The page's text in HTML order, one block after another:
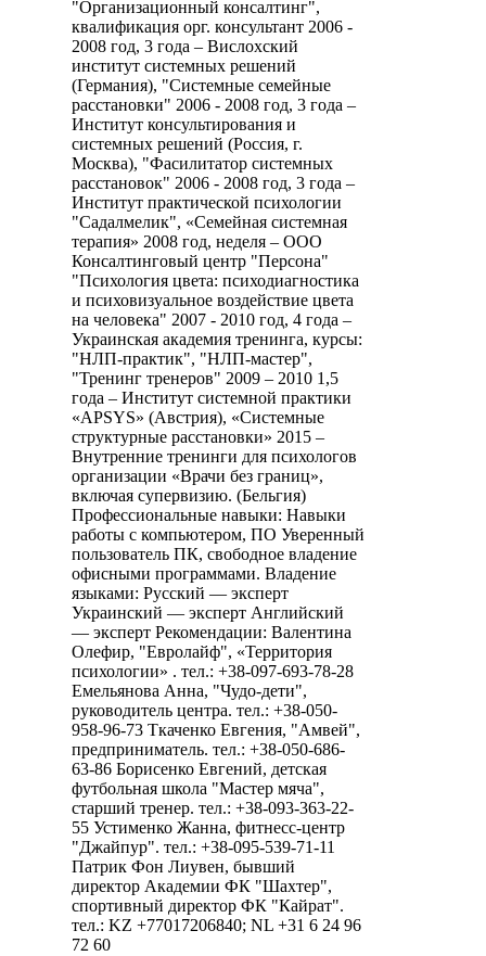
"Организационный консалтинг",
квалификация орг. консультант 2006 -
2008 год, 3 года – Вислохский
институт системных решений
(Германия), "Системные семейные
расстановки" 2006 - 2008 год, 3 года –
Институт консультирования и
системных решений (Россия, г.
Москва), "Фасилитатор системных
расстановок" 2006 - 2008 год, 3 года –
Институт практической психологии
"Садалмелик", «Семейная системная
терапия» 2008 год, неделя – ООО
Консалтинговый центр "Персона"
"Психология цвета: психодиагностика
и психовизуальное воздействие цвета
на человека" 2007 - 2010 год, 4 года –
Украинская академия тренинга, курсы:
"НЛП-практик", "НЛП-мастер",
"Тренинг тренеров" 2009 – 2010 1,5
года – Институт системной практики
«APSYS» (Австрия), «Системные
структурные расстановки» 2015 –
Внутренние тренинги для психологов
организации «Врачи без границ»,
включая супервизию. (Бельгия)
Профессиональные навыки: Навыки
работы с компьютером, ПО Уверенный
пользователь ПК, свободное владение
офисными программами. Владение
языками: Русский — эксперт
Украинский — эксперт Английский
— эксперт Рекомендации: Валентина
Олефир, "Евролайф", «Территория
психологии» . тел.: +38-097-693-78-28
Емельянова Анна, "Чудо-дети",
руководитель центра. тел.: +38-050-
958-96-73 Ткаченко Евгения, "Амвей",
предприниматель. тел.: +38-050-686-
63-86 Борисенко Евгений, детская
футбольная школа "Мастер мяча",
старший тренер. тел.: +38-093-363-22-
55 Устименко Жанна, фитнесс-центр
"Джайпур". тел.: +38-095-539-71-11
Патрик Фон Лиувен, бывший
директор Академии ФК "Шахтер",
спортивный директор ФК "Кайрат".
тел.: KZ +77017206840; NL +31 6 24 96
72 60